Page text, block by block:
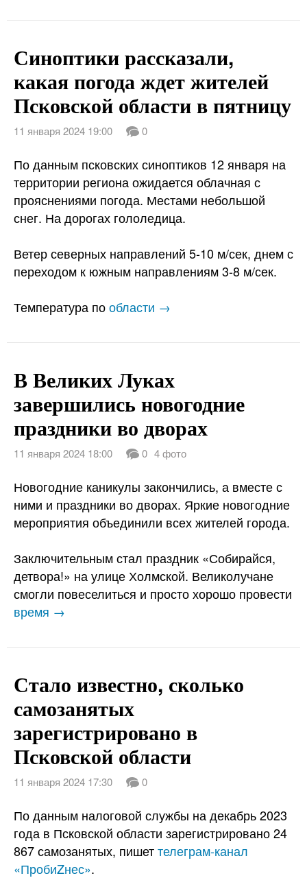
Синоптики рассказали,
какая погода ждет жителей
Псковской области в пятницу
11 января 2024 19:00 0
По данным псковских синоптиков 12 января на
территории региона ожидается облачная с
прояснениями погода. Местами небольшой
снег. На дорогах гололедица.
Ветер северных направлений 5-10 м/сек, днем с
переходом к южным направлениям 3-8 м/сек.
Температура пообласти →
В Великих Луках
завершились новогодние
праздники во дворах
11 января 2024 18:00 0 4 фото
Новогодние каникулы закончились, а вместе с
ними и праздники во дворах. Яркие новогодние
мероприятия объединили всех жителей города.
Заключительным стал праздник «Собирайся,
детвора!» на улице Холмской. Великолучане
смогли повеселиться и просто хорошо провести
время →
Стало известно, сколько
самозанятых
зарегистрировано в
Псковской области
11 января 2024 17:30 0
По данным налоговой службы на декабрь 2023
года в Псковской области зарегистрировано 24
867 самозанятых, пишеттелеграм-канал
«ПробиZнес».